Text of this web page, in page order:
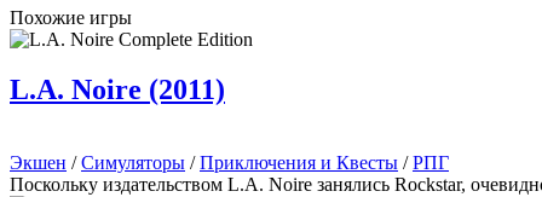
Похожие игры
L.A. Noire (2011)
Экшен /Симуляторы /Приключения и Квесты /РПГ
Поскольку издательством L.A. Noire занялись Rockstar,